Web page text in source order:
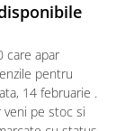
care apar
pentru
14 februarie .
veni pe stoc si